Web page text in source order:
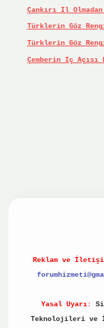
Çankırı Il
Türklerin Göz
Türklerin Göz
Çemberin Iç Açısı
Reklam ve
Yasal Uyarı:
Teknolojileri ve